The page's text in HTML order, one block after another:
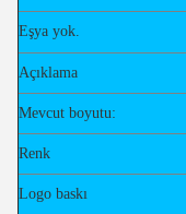
Eşya yok.
Açıklama
Mevcut boyutu:
Renk
Logo baskı